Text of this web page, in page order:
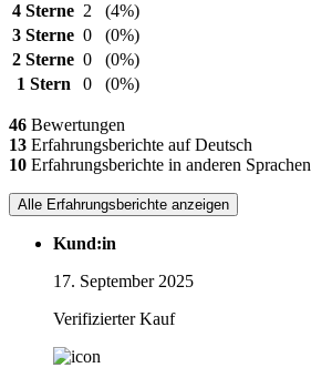
4 Sterne 2
(4%)
3 Sterne 0
(0%)
2 Sterne 0
(0%)
1 Stern
0 (0%)
46 Bewertungen
13 Erfahrungsberichte auf Deutsch
10 Erfahrungsberichte in anderen Sprachen
Alle Erfahrungsberichte anzeigen
Kund:in
17. September 2025
Verifizierter Kauf